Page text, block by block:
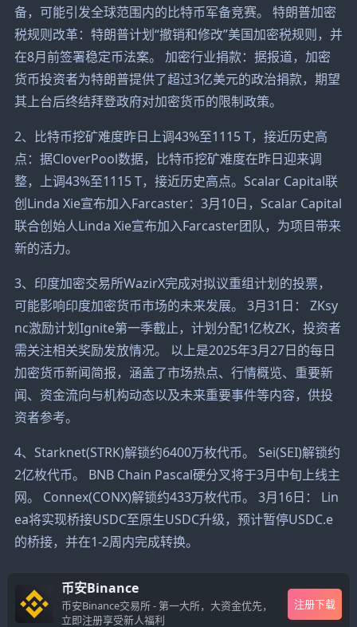
备，可能引发全球范围内的比特币军备竞赛。 特朗普加密
税规则改革：特朗普计划“撤销和修改”美国加密税规则，并
在8月前签署稳定币法案。 加密行业捐款：据报道，加密
货币投资者为特朗普提供了超过3亿美元的政治捐款，期望
其上台后终结拜登政府对加密货币的限制政策。
2、比特币挖矿难度昨日上调43%至1115 T，接近历史高
点：据CloverPool数据，比特币挖矿难度在昨日迎来调
整，上调43%至1115 T，接近历史高点。Scalar Capital联
创Linda Xie宣布加入Farcaster：3月10日，Scalar Capital
联合创始人Linda Xie宣布加入Farcaster团队，为项目带来
新的活力。
3、印度加密交易所WazirX完成对拟议重组计划的投票，
可能影响印度加密货币市场的未来发展。 3月31日： ZKsy
nc激励计划Ignite第一季截止，计划分配1亿枚ZK，投资者
需关注相关奖励发放情况。 以上是2025年3月27日的每日
加密货币新闻简报，涵盖了市场热点、行情概览、重要新
闻、资金流向与机构动态以及未来重要事件等内容，供投
资者参考。
4、Starknet(STRK)解锁约6400万枚代币。 Sei(SEI)解锁约
2亿枚代币。 BNB Chain Pascal硬分叉将于3月中旬上线主
网。 Connex(CONX)解锁约433万枚代币。 3月16日： Lin
ea将实现桥接USDC至原生USDC升级，预计暂停USDC.e
的桥接，并在1-2周内完成转换。
币安Binance
币安Binance交易所 - 第一大所，大资金优先，
立即注册享受新人福利
注册下载